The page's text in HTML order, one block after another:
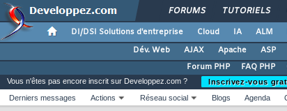
FORUMS TUTORIELS
DI/DSI Solutions d'entreprise Cloud IA ALM
Dév. Web
AJAX Apache ASP
Forum PHP
FAQ PHP
Vous n'êtes pas encore inscrit sur Developpez.com ?
Inscrivez-vous
Derniers messages
Actions Réseau social Blogs Agenda